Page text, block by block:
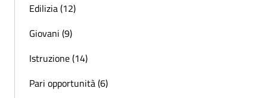
Edilizia (12)
Giovani (9)
Istruzione (14)
Pari opportunità (6)